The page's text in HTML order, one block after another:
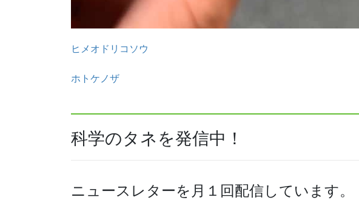
ヒメオドリコソウ
ホトケノザ
科学のタネを発信中！
ニュースレターを月１回配信しています。